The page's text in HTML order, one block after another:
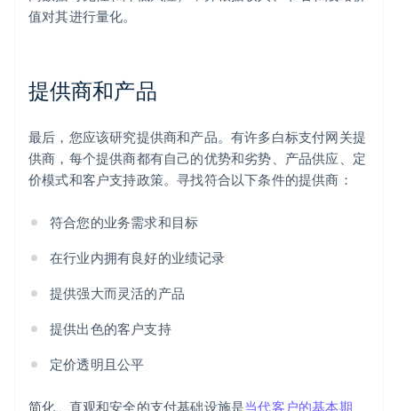
值对其进行量化。
提供商和产品
最后，您应该研究提供商和产品。有许多白标支付网关提
供商，每个提供商都有自己的优势和劣势、产品供应、定
价模式和客户支持政策。寻找符合以下条件的提供商：
符合您的业务需求和目标
在行业内拥有良好的业绩记录
提供强大而灵活的产品
提供出色的客户支持
定价透明且公平
简化、直观和安全的支付基础设施是当代客户的基本期